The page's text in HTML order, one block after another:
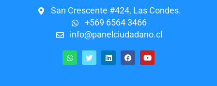
San Crescente #424, Las Condes.
+569 6564 3466
info@panelciudadano.cl